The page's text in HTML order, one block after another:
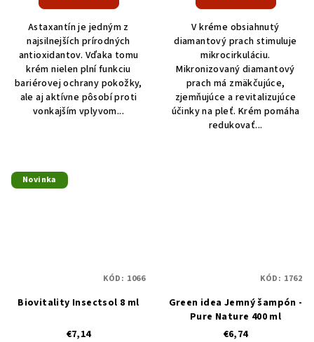
Astaxantín je jedným z
najsilnejších prírodných
antioxidantov. Vďaka tomu
krém nielen plní funkciu
bariérovej ochrany pokožky,
ale aj aktívne pôsobí proti
vonkajším vplyvom...
V kréme obsiahnutý
diamantový prach stimuluje
mikrocirkuláciu.
Mikronizovaný diamantový
prach má zmäkčujúce,
zjemňujúce a revitalizujúce
účinky na pleť. Krém pomáha
redukovať...
Novinka
Biovitality Insectsol 8 ml
€7,14
KÓD: 1066
Green idea Jemný šampón -
Pure Nature 400 ml
€6,74
KÓD: 1762